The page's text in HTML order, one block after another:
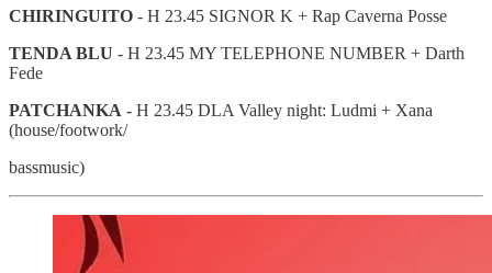
CHIRINGUITO - H 23.45 SIGNOR K + Rap Caverna Posse
TENDA BLU - H 23.45 MY TELEPHONE NUMBER + Darth
Fede
PATCHANKA - H 23.45 DLA Valley night: Ludmi + Xana
(house/footwork/
bassmusic)